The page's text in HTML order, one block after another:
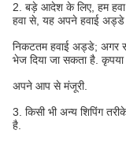
2. बड़े आदेश के लिए, हम
हवा से, यह अपने हवाई
निकटतम हवाई अड्डे; अगर
भेज दिया जा सकता है. कृपया
अपने आप से मंजूरी.
3. किसी भी अन्य शिपिंग
है.